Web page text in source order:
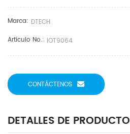
Marca: DTECH
Artículo No.: IOT9064
CONTÁCTENOS
DETALLES DE PRODUCTO